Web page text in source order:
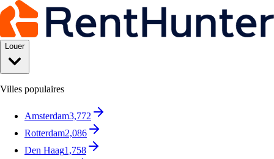
Louer
Villes populaires
Amsterdam3,772
Rotterdam2,086
Den Haag1,758